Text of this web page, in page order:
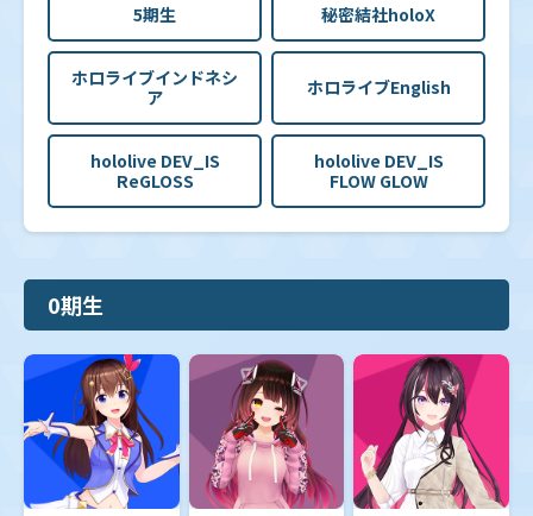
5期生 秘密結社holoX
ホロライブインドネシ
ア
ホロライブEnglish
hololive DEV_IS
ReGLOSS
hololive DEV_IS
FLOW GLOW
0期生